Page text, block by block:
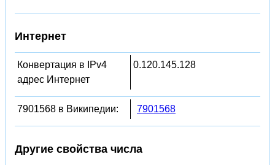
Интернет
Конвертация в IPv4
адрес Интернет
0.120.145.128
7901568 в Википедии: 7901568
Другие свойства числа